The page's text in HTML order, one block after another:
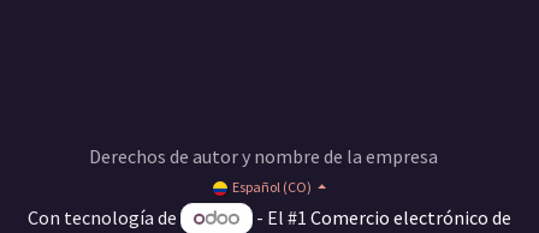
Derechos de autor y nombre de la empresa
Español (CO)
Con tecnología de - El #1 Comercio electrónico de